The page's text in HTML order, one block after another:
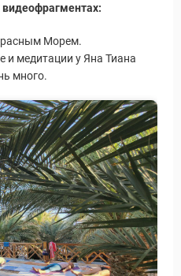
видеофрагментах:
Морем.
и медитации у Яна Тиана
много.